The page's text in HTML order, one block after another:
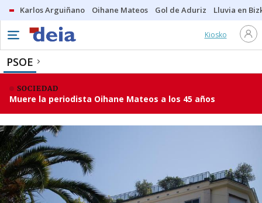
Karlos Arguiñano Oihane Mateos Gol de Aduriz Lluvia en
Kiosko
PSOE
SOCIEDAD
Muere la periodista Oihane Mateos a los 45 años